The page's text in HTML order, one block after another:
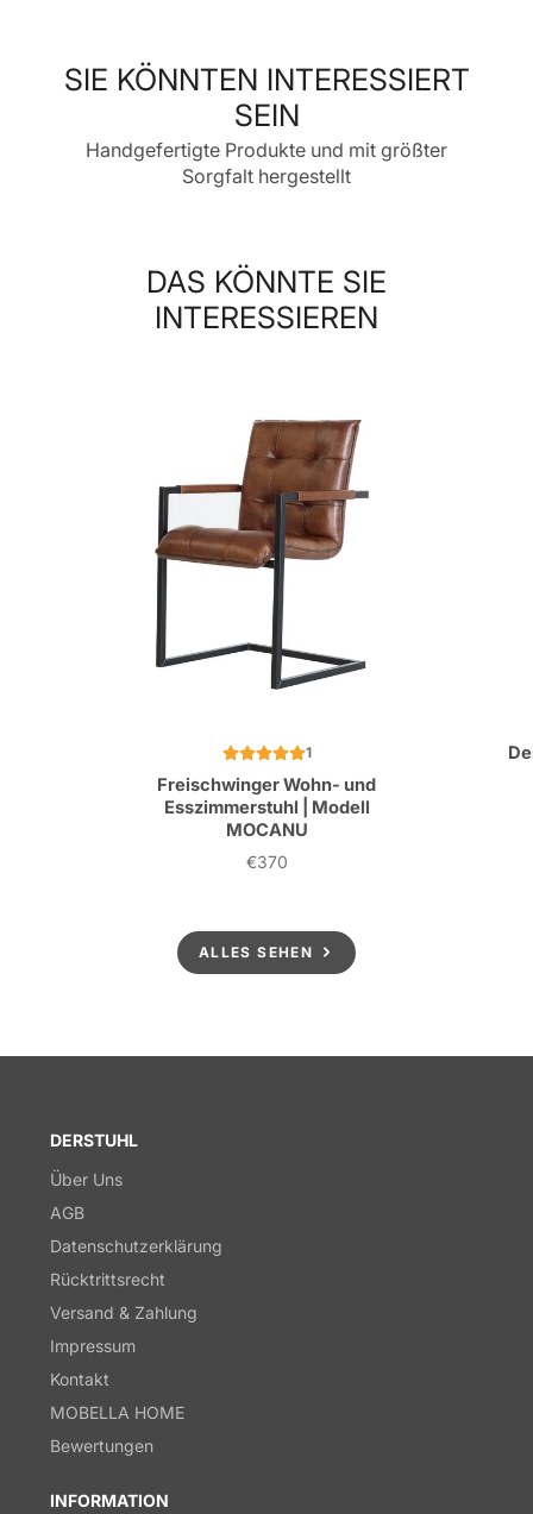
geöffnet.
SIE KÖNNTEN INTERESSIERT
SEIN
Handgefertigte Produkte und mit größter
Sorgfalt hergestellt
DAS KÖNNTE SIE
INTERESSIEREN
1
Freischwinger Wohn- und
Esszimmerstuhl | Modell
MOCANU
Preis
€370
ALLES SEHEN
DERSTUHL
Über Uns
AGB
Datenschutzerklärung
Rücktrittsrecht
Versand & Zahlung
Impressum
Kontakt
MOBELLA HOME
Bewertungen
INFORMATION